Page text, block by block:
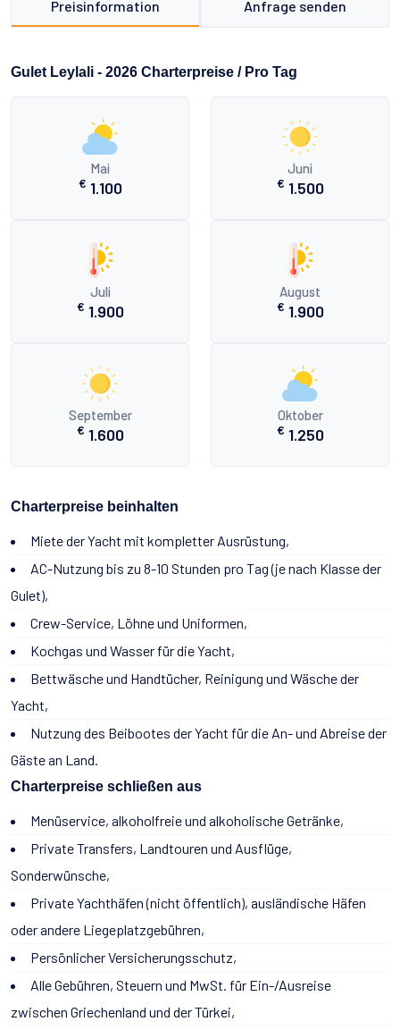
Preisinformation Anfrage senden
Gulet Leylali - 2026 Charterpreise / Pro Tag
Mai
€ 1.100
Juni
€ 1.500
Juli
€ 1.900
August
€ 1.900
September
€ 1.600
Oktober
€ 1.250
Charterpreise beinhalten
Miete der Yacht mit kompletter Ausrüstung,
AC-Nutzung bis zu 8-10 Stunden pro Tag (je nach Klasse der
Gulet),
Crew-Service, Löhne und Uniformen,
Kochgas und Wasser für die Yacht,
Bettwäsche und Handtücher, Reinigung und Wäsche der
Yacht,
Nutzung des Beibootes der Yacht für die An- und Abreise der
Gäste an Land.
Charterpreise schließen aus
Menüservice, alkoholfreie und alkoholische Getränke,
Private Transfers, Landtouren und Ausflüge,
Sonderwünsche,
Private Yachthäfen (nicht öffentlich), ausländische Häfen
oder andere Liegeplatzgebühren,
Persönlicher Versicherungsschutz,
Alle Gebühren, Steuern und MwSt. für Ein-/Ausreise
zwischen Griechenland und der Türkei,